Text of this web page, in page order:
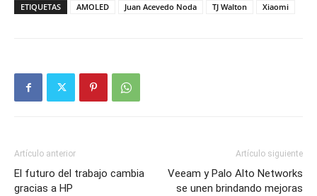
ETIQUETAS AMOLED Juan Acevedo Noda TJ Walton Xiaomi
Artículo anterior
El futuro del trabajo cambia
gracias a HP
Artículo siguiente
Veeam y Palo Alto Networks
se unen brindando mejoras